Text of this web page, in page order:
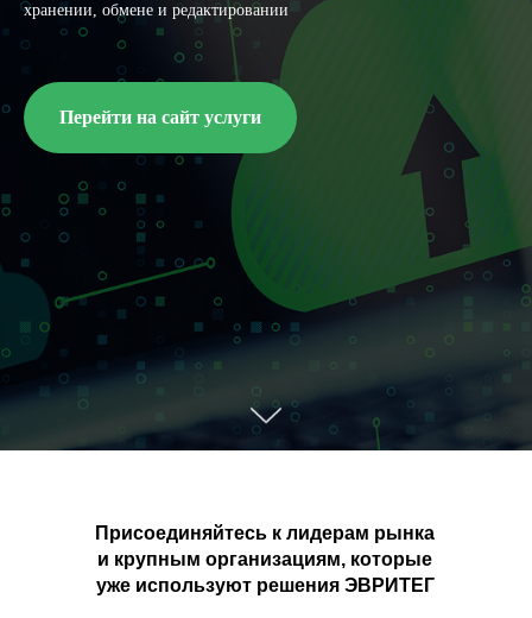
хранении, обмене и редактировании
Перейти на сайт услуги
Присоединяйтесь к лидерам рынка
и крупным организациям, которые
уже используют решения ЭВРИТЕГ